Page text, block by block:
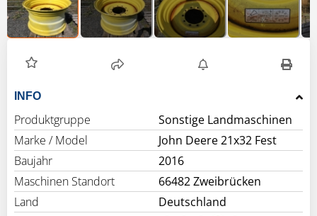
INFO
Produktgruppe
Sonstige Landmaschinen
Marke / Model
John Deere 21x32 Fest
Baujahr
2016
Maschinen Standort
66482 Zweibrücken
Land
Deutschland